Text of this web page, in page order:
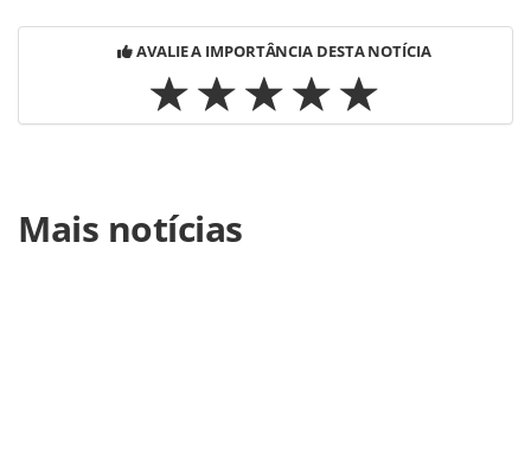
AVALIE A IMPORTÂNCIA DESTA NOTÍCIA
https://www.panrotas.com.br/gente/movimentacao/2019/
faria-secretario-de-turismo-de-sp-assume-casa-
Mais notícias